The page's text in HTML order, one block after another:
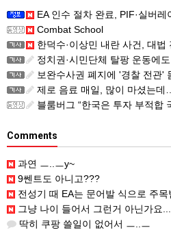
EA 인수 절차 완료, PIF·실버
Combat School
한덕수·이상민 내란 사건, 대법 전
정치권·시민단체 탈팡 운동에도…고객
보완수사권 폐지에 '경찰 전관'
제로 음료 매일, 많이 마셨는데…“
블룸버그 “한국은 투자 부적합 국가…서
Comments
과연 ㅡ..ㅡy~
9쎈트도 아니고???
전성기 때 EA는 문어발 식으로 주목받는 개발 스튜디오 흡수하고, 빙
그냥 나이 들어서 그런거 아닌가요...10대때부터
딱히 쿠팡 쓸일이 없어서 ㅡ..ㅡ